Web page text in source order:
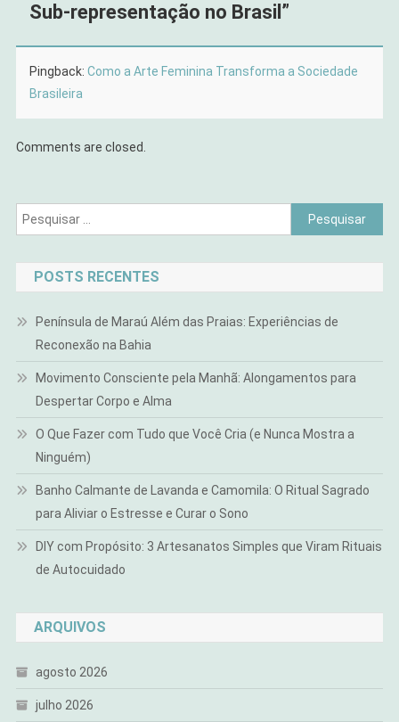
Sub-representação no Brasil ”
Pingback: Como a Arte Feminina Transforma a Sociedade
Brasileira
Comments are closed.
Pesquisar
por:
POSTS RECENTES
Península de Maraú Além das Praias: Experiências de
Reconexão na Bahia
Movimento Consciente pela Manhã: Alongamentos para
Despertar Corpo e Alma
O Que Fazer com Tudo que Você Cria (e Nunca Mostra a
Ninguém)
Banho Calmante de Lavanda e Camomila: O Ritual Sagrado
para Aliviar o Estresse e Curar o Sono
DIY com Propósito: 3 Artesanatos Simples que Viram Rituais
de Autocuidado
ARQUIVOS
agosto 2026
julho 2026